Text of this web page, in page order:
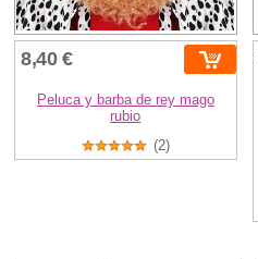
8,40 €
Peluca y barba de rey mago
rubio
(2)